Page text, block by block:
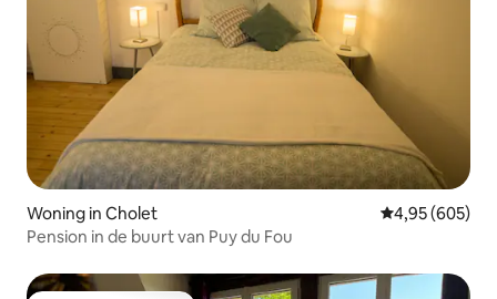
Woning in Cholet Gemiddelde
4,95 (605)
Pension in de buurt van Puy du Fou